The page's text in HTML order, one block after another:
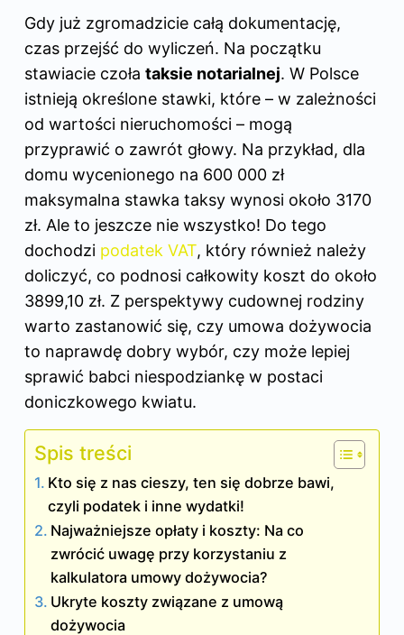
Gdy już zgromadzicie całą dokumentację,
czas przejść do wyliczeń. Na początku
stawiacie czoła taksie notarialnej. W Polsce
istnieją określone stawki, które – w zależności
od wartości nieruchomości – mogą
przyprawić o zawrót głowy. Na przykład, dla
domu wycenionego na 600 000 zł
maksymalna stawka taksy wynosi około 3170
zł. Ale to jeszcze nie wszystko! Do tego
dochodzi podatek VAT, który również należy
doliczyć, co podnosi całkowity koszt do około
3899,10 zł. Z perspektywy cudownej rodziny
warto zastanowić się, czy umowa dożywocia
to naprawdę dobry wybór, czy może lepiej
sprawić babci niespodziankę w postaci
doniczkowego kwiatu.
Spis treści
Kto się z nas cieszy, ten się dobrze bawi,
czyli podatek i inne wydatki!
Najważniejsze opłaty i koszty: Na co
zwrócić uwagę przy korzystaniu z
kalkulatora umowy dożywocia?
Ukryte koszty związane z umową
dożywocia